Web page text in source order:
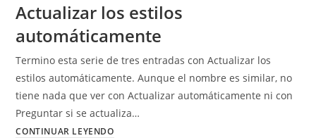
Solucionar
los
más
comunes
de
Word
Actualizar los estilos
automáticamente
Termino esta serie de tres entradas con Actualizar los
estilos automáticamente. Aunque el nombre es similar, no
tiene nada que ver con Actualizar automáticamente ni con
Preguntar si se actualiza…
CONTINUAR LEYENDOActualizar